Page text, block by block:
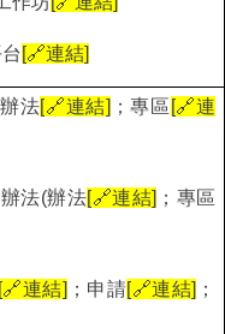
[🔗連結]
法[🔗連結] ；專區 [🔗連
法(辦法[🔗連結] ；專區
[🔗連結] ；申請[🔗連結] ；